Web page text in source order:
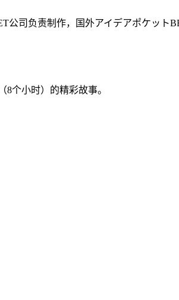
司负责制作，国外アイデアポケット
个小时）的精彩故事。